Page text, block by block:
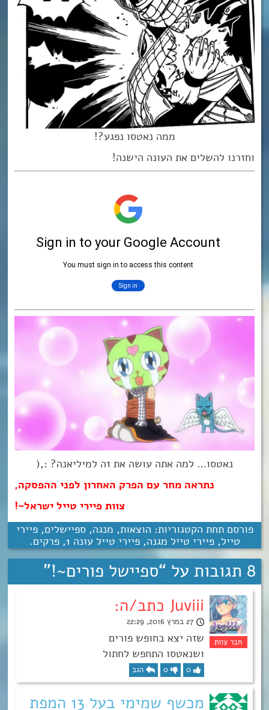
ממה נאטסו נפגע?!
וחזרנו להשלים את העונה הישנה!
נאטסו… למה אתה עושה את זה למיליאנה? :,(
נתראה מחר עם הפרק האחרון לפני ההפסקה,
צוות פיירי טייל ישראל~!
פורסם תחת הקטגוריות: הוצאות, מנגה,ספיישלים,פיירי
טייל,פיירי טייל מגנה,פיירי טייל עונה 1 ,פרקים.
8 תגובות על “ ספיישל פורים~!”
Juviii כתב/ה:
27 במרץ 2016, 22:29
שזה יצא בחופש פורים
ושנאטסו התחפש לחתול
0
0 הגב
מכשף שמימי בעל 13 המפת